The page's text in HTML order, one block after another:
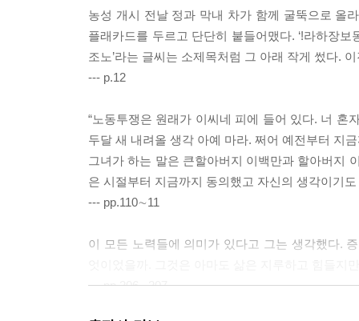
농성 개시 전날 정과 막내 차가 함께 굴뚝으로 올
플래카드를 두르고 단단히 붙들어맸다. ‘!라하장
조노’라는 글씨는 소제목처럼 그 아래 작게 썼다.
--- p.12
“노동투쟁은 원래가 이씨네 피에 들어 있다. 너
두달 새 내려올 생각 아예 마라. 쩌어 예전부터 지
그녀가 하는 말은 큰할아버지 이백만과 할아버지
은 시절부터 지금까지 동의했고 자신의 생각이기
--- pp.110∼11
이 모든 노력들에 의미가 있다고 그는 생각했다.
--- pp.206∼207